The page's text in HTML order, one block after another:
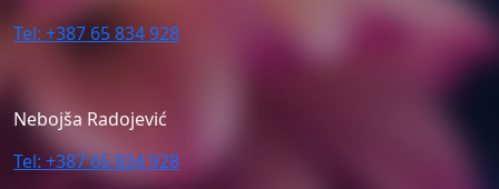
Tel: +387 65 834 928
Nebojša Radojević
Tel: +387 65 834 928